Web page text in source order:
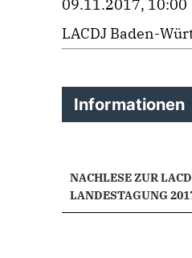
09.11.2017, 10:00
LACDJ Baden-
Informationen
NACHLESE ZUR
LANDESTAGUNG